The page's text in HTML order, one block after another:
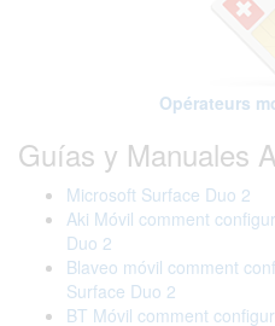
Opérateurs
Guías y Manuales
Microsoft Surface Duo 2
Aki Móvil comment
Duo 2
Blaveo móvil comment
Surface Duo 2
BT Móvil comment